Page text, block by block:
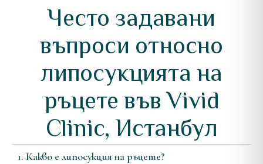
Често задавани
въпроси относно
липосукцията на
ръцете във Vivid
Clinic, Истанбул
1. Какво е липосукция на ръцете?